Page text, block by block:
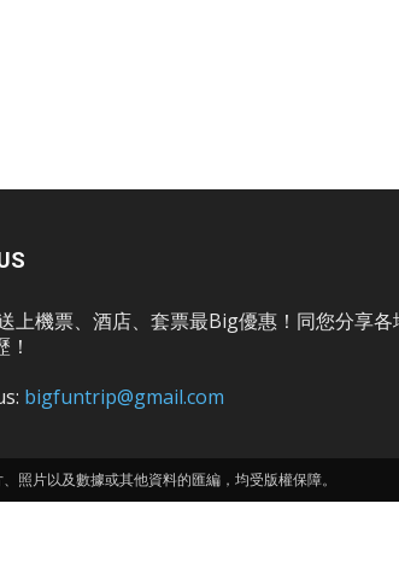
上機票、酒店、套票最Big優惠！同您分享各
bigfuntrip@gmail.com
照片以及數據或其他資料的匯編，均受版權保障。